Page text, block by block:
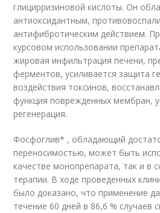
глицирризиновой кислоты. Он
антиоксидантным,
антифибротическим действием.
курсовом использовании
жировая инфильтрация печени,
ферментов, усиливается защита
воздействия токсинов,
функция поврежденных мембран,
регенерация.
Фосфоглив* , обладающий
переносимостью, может быть
качестве монопрепарата, так и в
терапии. В ходе проведенных
было доказано, что применение
течение 60 дней в 86,6 % случаев